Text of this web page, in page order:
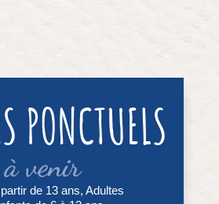
PONCTUELS
à venir
de 13 ans, Adultes